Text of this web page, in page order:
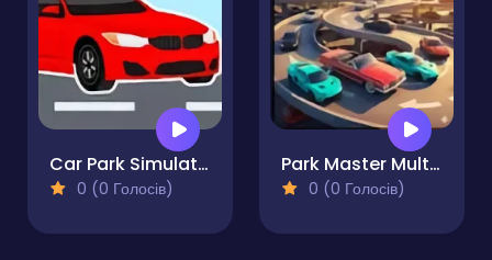
Car Park Simulator
0 (0 Голосів)
Park Master Multi-Level Challenge
0 (0 Голосів)